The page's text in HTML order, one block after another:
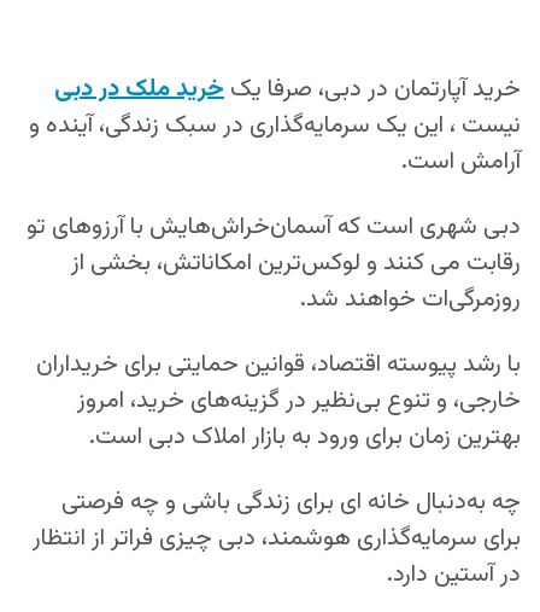
خرید آپارتمان در دبی، صرفا یکخرید ملک در دبی
نیست ، این یک سرمایه‌گذاری در سبک زندگی، آینده و
آرامش است.
دبی شهری‌ است که آسمان‌خراش‌هایش با آرزوهای تو
رقابت می‌ کنند و لوکس‌ترین امکاناتش، بخشی از
روزمرگی‌ات خواهند شد.
با رشد پیوسته اقتصاد، قوانین حمایتی برای خریداران
خارجی، و تنوع بی‌نظیر در گزینه‌های خرید، امروز
بهترین زمان برای ورود به بازار املاک دبی است.
چه به‌دنبال خانه‌ ای برای زندگی باشی و چه فرصتی
برای سرمایه‌گذاری هوشمند، دبی چیزی فراتر از انتظار
در آستین دارد.